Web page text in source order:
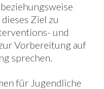
Ziel zu
und
Vorbereitung auf
sprechen.
für Jugendliche